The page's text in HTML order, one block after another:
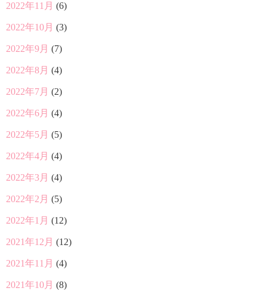
2022年11月 (6)
2022年10月 (3)
2022年9月 (7)
2022年8月 (4)
2022年7月 (2)
2022年6月 (4)
2022年5月 (5)
2022年4月 (4)
2022年3月 (4)
2022年2月 (5)
2022年1月 (12)
2021年12月 (12)
2021年11月 (4)
2021年10月 (8)